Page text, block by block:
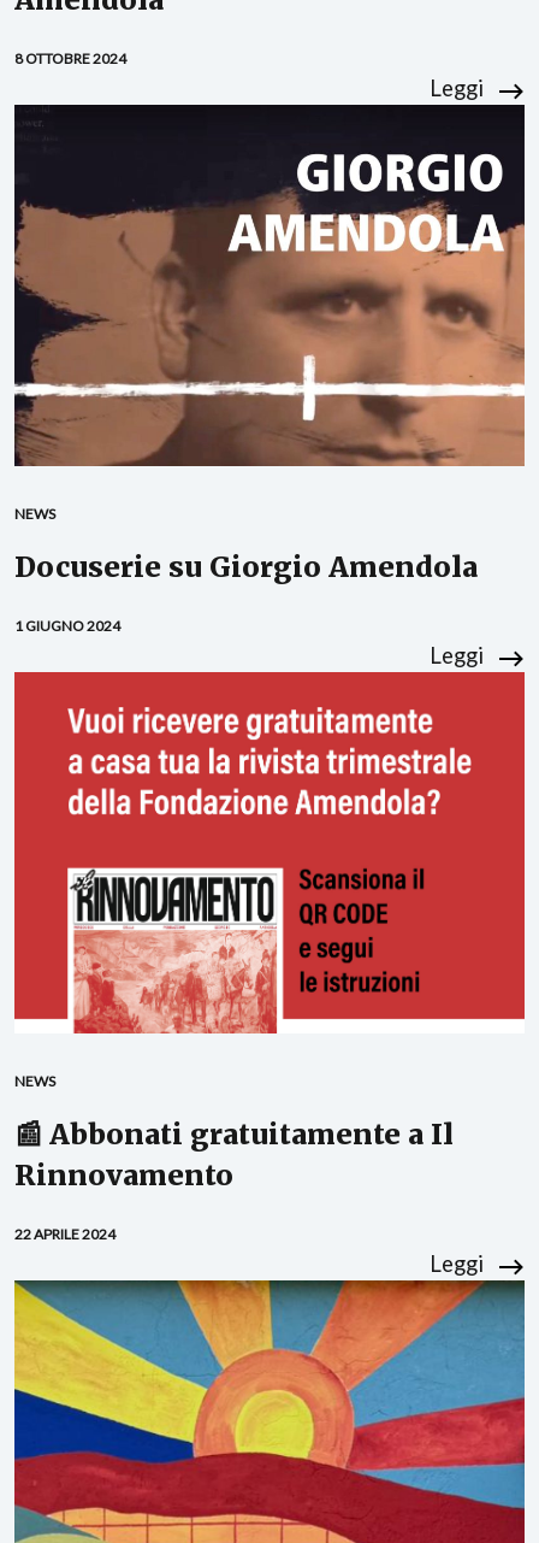
8 OTTOBRE 2024
Leggi
NEWS
Docuserie su Giorgio Amendola
1 GIUGNO 2024
Leggi
NEWS
📰 Abbonati gratuitamente a Il
Rinnovamento
22 APRILE 2024
Leggi